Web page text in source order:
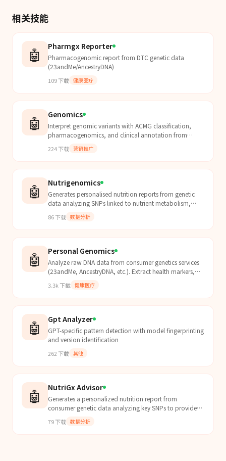
相关技能
🤖 Pharmgx Reporter
Pharmacogenomic report from DTC genetic data
(23andMe/AncestryDNA)
109下载 健康医疗
🤖 Genomics
Interpret genomic variants with ACMG classification,
pharmacogenomics, and clinical annotation from
224下载 营销推广
🤖 Nutrigenomics
Generates personalised nutrition reports from genetic
data analyzing SNPs linked to nutrient metabolism,
86下载 数据分析
🤖 Personal Genomics
Analyze raw DNA data from consumer genetics services
(23andMe, AncestryDNA, etc.). Extract health markers,
ancient DNA comparisons, and generate comprehensive
reports. Uses open-source bioinformatics tools locally —
no data leaves your machine.
3.3k下载 健康医疗
🤖 Gpt Analyzer
GPT-specific pattern detection with model fingerprinting
and version identification
262 下载 其他
🤖 NutriGx Advisor
Generates a personalized nutrition report from
consumer genetic data analyzing key SNPs to provide
79下载 数据分析